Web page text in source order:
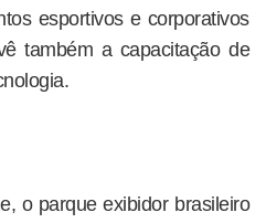
esportivos e corporativos
também a capacitação de
o parque exibidor brasileiro